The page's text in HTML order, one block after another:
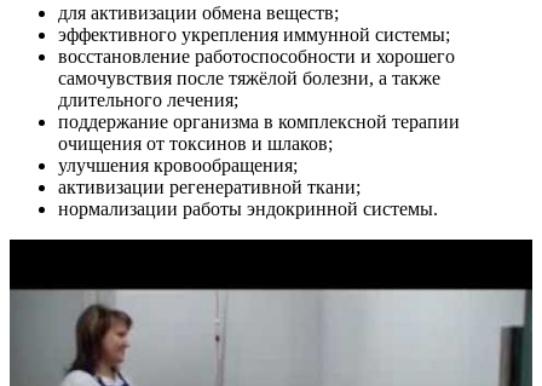
для активизации обмена веществ;
эффективного укрепления иммунной системы;
восстановление работоспособности и хорошего
самочувствия после тяжёлой болезни, а также
длительного лечения;
поддержание организма в комплексной терапии
очищения от токсинов и шлаков;
улучшения кровообращения;
активизации регенеративной ткани;
нормализации работы эндокринной системы.